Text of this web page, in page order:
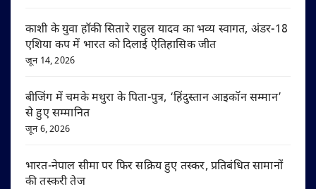
काशी के युवा हॉकी सितारे राहुल यादव का भव्य स्वागत, अंडर-18
एशिया कप में भारत को दिलाई ऐतिहासिक जीत
जून 14, 2026
बीजिंग में चमके मथुरा के पिता-पुत्र, ‘हिंदुस्तान आइकॉन सम्मान’
से हुए सम्मानित
जून 6, 2026
भारत-नेपाल सीमा पर फिर सक्रिय हुए तस्कर, प्रतिबंधित सामानों
की तस्करी तेज